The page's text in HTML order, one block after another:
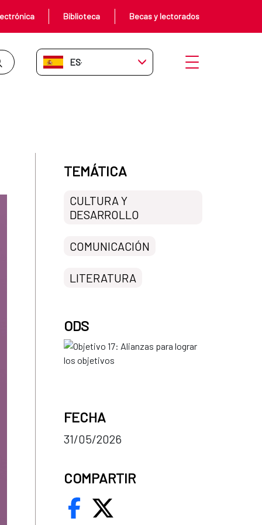
Biblioteca Becas y lectorados
ES-ES Abrir menú
TEMÁTICA
CULTURA Y
DESARROLLO
COMUNICACIÓN
LITERATURA
ODS
FECHA
31/05/2026
COMPARTIR